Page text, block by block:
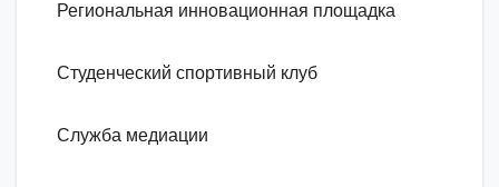
Региональная инновационная площадка
Студенческий спортивный клуб
Служба медиации